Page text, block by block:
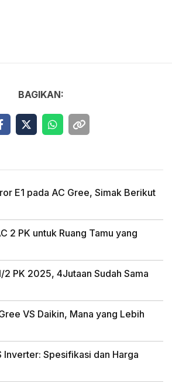
BAGIKAN:
E1 pada AC Gree, Simak Berikut
2 PK untuk Ruang Tamu yang
2 PK 2025, 4Jutaan Sudah Sama
VS Daikin, Mana yang Lebih
Inverter: Spesifikasi dan Harga